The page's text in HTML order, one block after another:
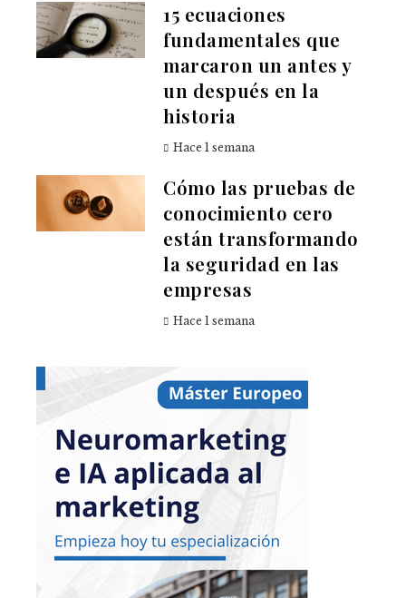
15 ecuaciones
fundamentales que
marcaron un antes y
un después en la
historia
Hace 1 semana
Cómo las pruebas de
conocimiento cero
están transformando
la seguridad en las
empresas
Hace 1 semana